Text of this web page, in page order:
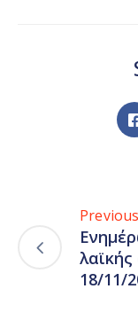
Previous
18/11/